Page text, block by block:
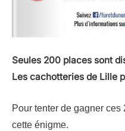
Seules 200 places sont
Les cachotteries de Lille
Pour tenter de gagner
cette énigme.